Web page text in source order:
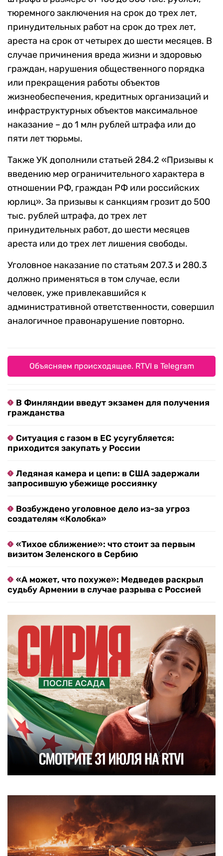
тюремного заключения на срок до трех лет,
принудительных работ на срок до трех лет,
ареста на срок от четырех до шести месяцев. В
случае причинения вреда жизни и здоровью
граждан, нарушения общественного порядка
или прекращения работы объектов
жизнеобеспечения, кредитных организаций и
инфраструктурных объектов максимальное
наказание – до 1 млн рублей штрафа или до
пяти лет тюрьмы.
Также УК дополнили статьей 284.2 «Призывы к
введению мер ограничительного характера в
отношении РФ, граждан РФ или российских
юрлиц». За призывы к санкциям грозит до 500
тыс. рублей штрафа, до трех лет
принудительных работ, до шести месяцев
ареста или до трех лет лишения свободы.
Уголовное наказание по статьям 207.3 и 280.3
должно применяться в том случае, если
человек, уже привлекавшийся к
административной ответственности, совершил
аналогичное правонарушение повторно.
Объясняем происходящее. RTVI в Telegram
В Финляндии введут экзамен для получения
гражданства
Ситуация с газом в ЕС усугубляется:
приходится закупать у России
Ледяная камера и цепи: в США задержали
запросившую убежище россиянку
Возбуждено уголовное дело из-за угроз
создателям «Колобка»
«Тихое сближение»: что стоит за первым
визитом Зеленского в Сербию
«А может, что похуже»: Медведев раскрыл
судьбу Армении в случае разрыва с Россией